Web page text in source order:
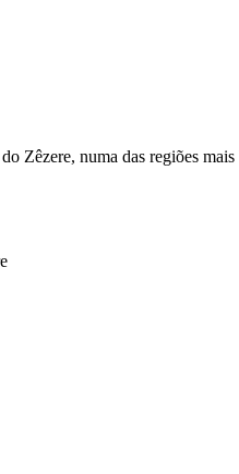
Zêzere, numa das regiões